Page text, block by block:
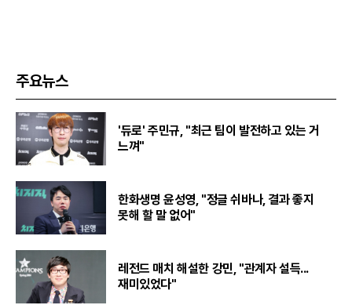
주요뉴스
'듀로' 주민규, "최근 팀이 발전하고 있는 거
느껴"
한화생명 윤성영, "정글 쉬바나, 결과 좋지
못해 할 말 없어"
레전드 매치 해설한 강민, "관계자 설득...
재미있었다"